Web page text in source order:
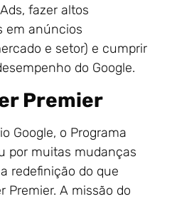
fazer altos
em anúncios
e setor) e cumprir
do Google.
Premier
Google, o Programa
por muitas mudanças
redefinição do que
Premier. A missão do